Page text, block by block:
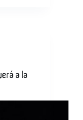
a la